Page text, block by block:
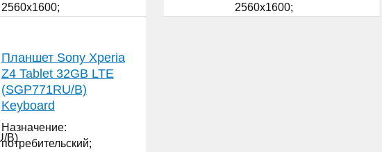
2560x1600;
Версия операционной
системы: Qualcomm
MSM8994;
Процессор: да Qualcomm
...
2560x1600;
Планшет Sony Xperia
Z4 Tablet 32GB LTE
(SGP771RU/B)
Keyboard
Назначение:
потребительский;